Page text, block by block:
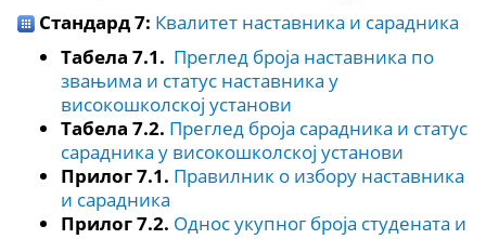
Стандард 7: Квалитет наставника и сарадника
Табела 7.1. Преглед броја наставника по
звањима и статус наставника у
високошколској установи
Табела 7.2. Преглед броја сарадника и статус
сарадника у високошколској установи
Прилог 7.1. Правилник о избору наставника
и сарадника
Прилог 7.2. Однос укупног броја студената и